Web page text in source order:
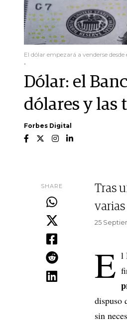
El dólar empezará a venderse desde
.
Dólar: el
dólares y las
Forbes Digital
SHARE
Tras
25
E l
dispuso
sin